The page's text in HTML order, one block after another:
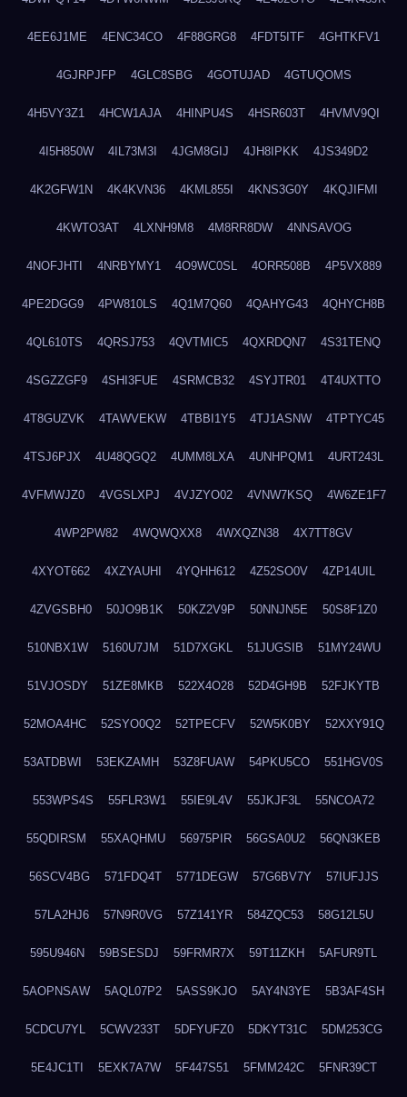
4EE6J1ME 4ENC34CO 4F88GRG8 4FDT5ITF 4GHTKFV1
4GJRPJFP 4GLC8SBG 4GOTUJAD 4GTUQOMS
4H5VY3Z1 4HCW1AJA 4HINPU4S 4HSR603T 4HVMV9QI
4I5H850W 4IL73M3I 4JGM8GIJ 4JH8IPKK 4JS349D2
4K2GFW1N 4K4KVN36 4KML855I 4KNS3G0Y 4KQJIFMI
4KWTO3AT 4LXNH9M8 4M8RR8DW 4NNSAVOG
4NOFJHTI 4NRBYMY1 4O9WC0SL 4ORR508B 4P5VX889
4PE2DGG9 4PW810LS 4Q1M7Q60 4QAHYG43 4QHYCH8B
4QL610TS 4QRSJ753 4QVTMIC5 4QXRDQN7 4S31TENQ
4SGZZGF9 4SHI3FUE 4SRMCB32 4SYJTR01 4T4UXTTO
4T8GUZVK 4TAWVEKW 4TBBI1Y5 4TJ1ASNW 4TPTYC45
4TSJ6PJX 4U48QGQ2 4UMM8LXA 4UNHPQM1 4URT243L
4VFMWJZ0 4VGSLXPJ 4VJZYO02 4VNW7KSQ 4W6ZE1F7
4WP2PW82 4WQWQXX8 4WXQZN38 4X7TT8GV
4XYOT662 4XZYAUHI 4YQHH612 4Z52SO0V 4ZP14UIL
4ZVGSBH0 50JO9B1K 50KZ2V9P 50NNJN5E 50S8F1Z0
510NBX1W 5160U7JM 51D7XGKL 51JUGSIB 51MY24WU
51VJOSDY 51ZE8MKB 522X4O28 52D4GH9B 52FJKYTB
52MOA4HC 52SYO0Q2 52TPECFV 52W5K0BY 52XXY91Q
53ATDBWI 53EKZAMH 53Z8FUAW 54PKU5CO 551HGV0S
553WPS4S 55FLR3W1 55IE9L4V 55JKJF3L 55NCOA72
55QDIRSM 55XAQHMU 56975PIR 56GSA0U2 56QN3KEB
56SCV4BG 571FDQ4T 5771DEGW 57G6BV7Y 57IUFJJS
57LA2HJ6 57N9R0VG 57Z141YR 584ZQC53 58G12L5U
595U946N 59BSESDJ 59FRMR7X 59T11ZKH 5AFUR9TL
5AOPNSAW 5AQL07P2 5ASS9KJO 5AY4N3YE 5B3AF4SH
5CDCU7YL 5CWV233T 5DFYUFZ0 5DKYT31C 5DM253CG
5E4JC1TI 5EXK7A7W 5F447S51 5FMM242C 5FNR39CT